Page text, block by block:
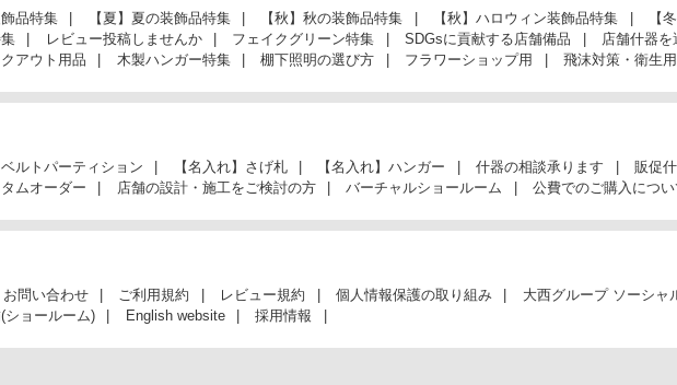
飾品特集 【夏】夏の装飾品特集 【秋】秋の装飾品特集 【秋】ハロウィン装飾品特集
【
レビュー投稿しませんか フェイクグリーン特集 SDGsに貢献する店舗備品
店舗什器を
アウト用品 木製ハンガー特集 棚下照明の選び方 フラワーショップ用 飛沫対策・衛生
ベルトパーティション 【名入れ】さげ札 【名入れ】ハンガー 什器の相談承ります
販促
ムオーダー 店舗の設計・施工をご検討の方 バーチャルショールーム 公費でのご購入につ
お問い合わせ ご利用規約 レビュー規約 個人情報保護の取り組み
大西グループ ソーシャ
ショールーム) English website 採用情報